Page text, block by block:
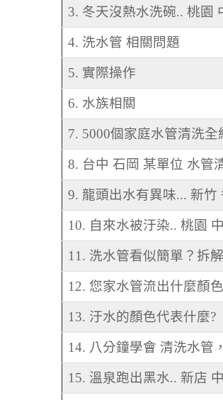
3. 冬天沒熱水洗碗.. 桃園
4. 洗水管 相關問題
5. 實際操作
6. 水族相關
7. 5000個家庭水管清洗
8. 台中 石岡 某單位 水管
9. 龍頭出水有異味... 新竹
10. 自來水被汙染.. 桃園
11. 洗水管看似簡單？拆
12. 您家水管流出什麼顏
13. 汙水的顏色代表什麼?
14. 八分鐘學會 清洗水管
15. 溫泉跑出黑水.. 新店